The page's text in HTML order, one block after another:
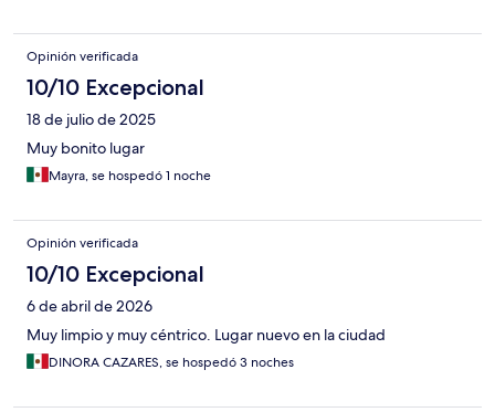
Opinión verificada
10/10 Excepcional
18 de julio de 2025
Muy bonito lugar
Mayra, se hospedó 1 noche
Opinión verificada
10/10 Excepcional
6 de abril de 2026
Muy limpio y muy céntrico. Lugar nuevo en la ciudad
DINORA CAZARES, se hospedó 3 noches